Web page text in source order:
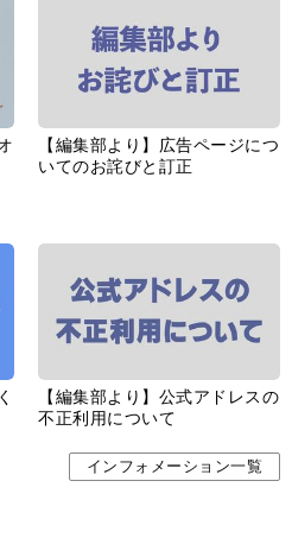
【編集部より】広告ページにつ
いてのお詫びと訂正
【編集部より】公式アドレスの
不正利用について
インフォメーション一覧